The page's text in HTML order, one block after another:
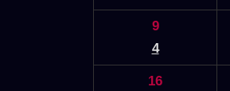
9
4
16